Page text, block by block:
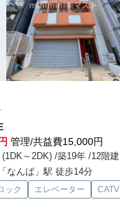
管理/共益費15,000円
～2DK) /築19年 /12階建
なんば」駅 徒歩14分
ック エレベーター CATV